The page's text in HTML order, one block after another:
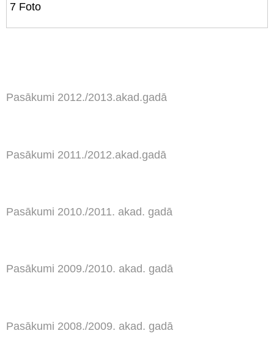
7 Foto
Pasākumi 2012./2013.akad.gadā
Pasākumi 2011./2012.akad.gadā
Pasākumi 2010./2011. akad. gadā
Pasākumi 2009./2010. akad. gadā
Pasākumi 2008./2009. akad. gadā